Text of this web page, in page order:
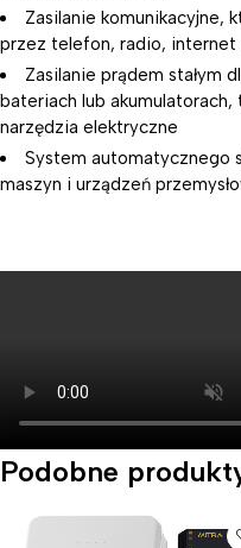
Zasilanie komunikacyjne,
przez telefon, radio,
Zasilanie prądem stałym
bateriach lub akumulatorach,
narzędzia elektryczne
System automatycznego
maszyn i urządzeń
Podobne